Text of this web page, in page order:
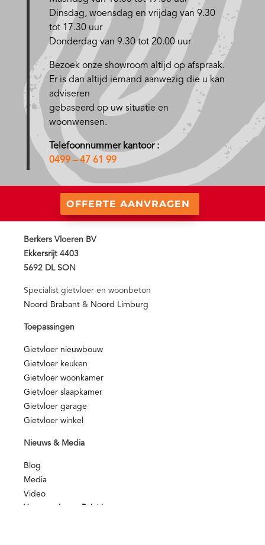
Dinsdag, woensdag en vrijdag van 9.30
tot 17.30 uur
Donderdag van 9.30 tot 20.00 uur
Bezoek onze showroom altijd op afspraak.
Er is dan altijd iemand aanwezig die u kan
adviseren
gebaseerd op uw situatie en
woonwensen.
Telefoonnummer kantoor :
0499 – 47 61 99
OFFERTE AANVRAGEN
Berkers Vloeren BV
Ekkersrijt 4403
5692 DL SON
Specialist gietvloer en woonbeton
Noord Brabant & Noord Limburg
Toepassingen
Gietvloer nieuwbouw
Gietvloer keuken
Gietvloer woonkamer
Gietvloer slaapkamer
Gietvloer garage
Gietvloer winkel
Nieuws & Media
Blog
Media
Video